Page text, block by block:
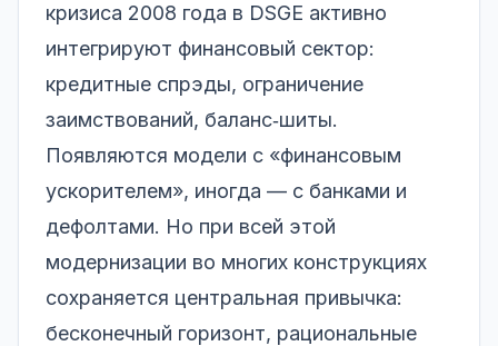
кризиса 2008 года в DSGE активно
интегрируют финансовый сектор:
кредитные спрэды, ограничение
заимствований, баланс‑шиты.
Появляются модели с «финансовым
ускорителем», иногда — с банками и
дефолтами. Но при всей этой
модернизации во многих конструкциях
сохраняется центральная привычка:
бесконечный горизонт, рациональные